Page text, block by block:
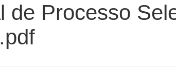
de Processo